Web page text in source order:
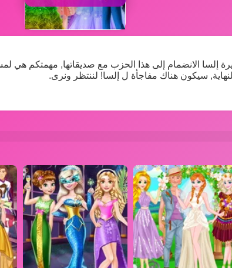
إلسا الانضمام إلى هذا الحزب مع صديقاتها, مهمتكم هي
سيكون هناك مفاجأة ل إلسا! لننتظر ونرى.